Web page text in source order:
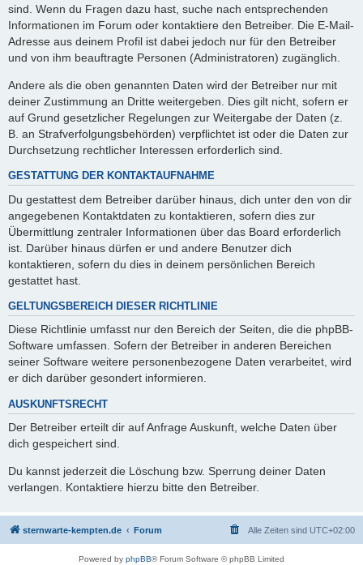
sind. Wenn du Fragen dazu hast, suche nach entsprechenden
Informationen im Forum oder kontaktiere den Betreiber. Die E-Mail-
Adresse aus deinem Profil ist dabei jedoch nur für den Betreiber
und von ihm beauftragte Personen (Administratoren) zugänglich.
Andere als die oben genannten Daten wird der Betreiber nur mit
deiner Zustimmung an Dritte weitergeben. Dies gilt nicht, sofern er
auf Grund gesetzlicher Regelungen zur Weitergabe der Daten (z.
B. an Strafverfolgungsbehörden) verpflichtet ist oder die Daten zur
Durchsetzung rechtlicher Interessen erforderlich sind.
GESTATTUNG DER KONTAKTAUFNAHME
Du gestattest dem Betreiber darüber hinaus, dich unter den von dir
angegebenen Kontaktdaten zu kontaktieren, sofern dies zur
Übermittlung zentraler Informationen über das Board erforderlich
ist. Darüber hinaus dürfen er und andere Benutzer dich
kontaktieren, sofern du dies in deinem persönlichen Bereich
gestattet hast.
GELTUNGSBEREICH DIESER RICHTLINIE
Diese Richtlinie umfasst nur den Bereich der Seiten, die die phpBB-
Software umfassen. Sofern der Betreiber in anderen Bereichen
seiner Software weitere personenbezogene Daten verarbeitet, wird
er dich darüber gesondert informieren.
AUSKUNFTSRECHT
Der Betreiber erteilt dir auf Anfrage Auskunft, welche Daten über
dich gespeichert sind.
Du kannst jederzeit die Löschung bzw. Sperrung deiner Daten
verlangen. Kontaktiere hierzu bitte den Betreiber.
sternwarte-kempten.de Forum Alle Zeiten sind UTC+02:00
Powered by phpBB® Forum Software © phpBB Limited